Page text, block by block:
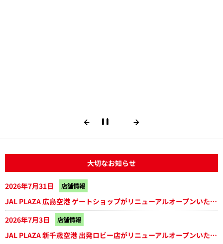
大切なお知らせ
2026年7月31日 店舗情報
JAL PLAZA 広島空港 ゲートショップがリニューアルオープンいたしました
2026年7月3日
店舗情報
JAL PLAZA 新千歳空港 出発ロビー店がリニューアルオープンいたしました